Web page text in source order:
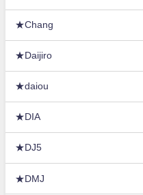
★Chang
★Daijiro
★daiou
★DIA
★DJ5
★DMJ